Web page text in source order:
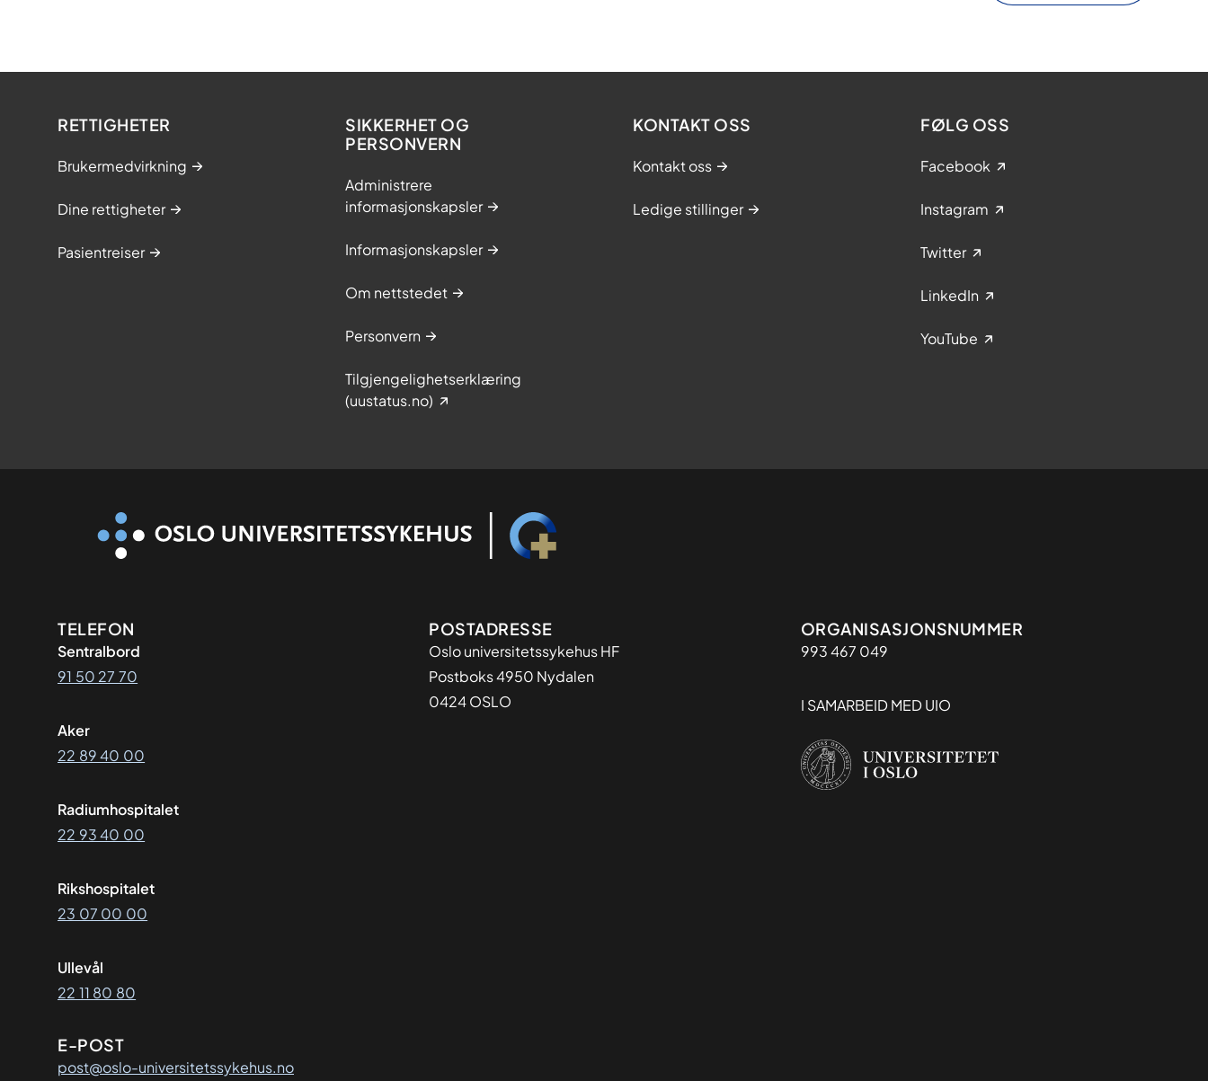
RETTIGHETER
Brukermedvirkning
Dine rettigheter
Pasientreiser
SIKKERHET OG
PERSONVERN
Administrere
informasjonskapsler
Informasjonskapsler
Om nettstedet
Personvern
Tilgjengelighetserklæring
(uustatus.no)
KONTAKT OSS
Kontakt oss
Ledige stillinger
FØLG OSS
Facebook
Instagram
Twitter
LinkedIn
YouTube
Kontaktinformasjon
TELEFON
Sentralbord
91 50 27 70
Aker
22 89 40 00
Radiumhospitalet
22 93 40 00
Rikshospitalet
23 07 00 00
Ullevål
22 11 80 80
E-POST
post@oslo-universitetssykehus.no
Adresse
POSTADRESSE
Oslo universitetssykehus HF
Postboks 4950 Nydalen
0424 OSLO
Organisasjon
ORGANISASJONSNUMMER
993 467 049
I SAMARBEID MED UIO